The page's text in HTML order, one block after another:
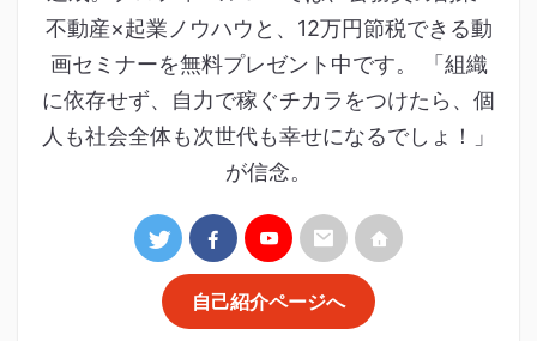
不動産×起業ノウハウと、12万円節税できる動
画セミナーを無料プレゼント中です。 「組織
に依存せず、自力で稼ぐチカラをつけたら、個
人も社会全体も次世代も幸せになるでしょ！」
が信念。
自己紹介ページへ